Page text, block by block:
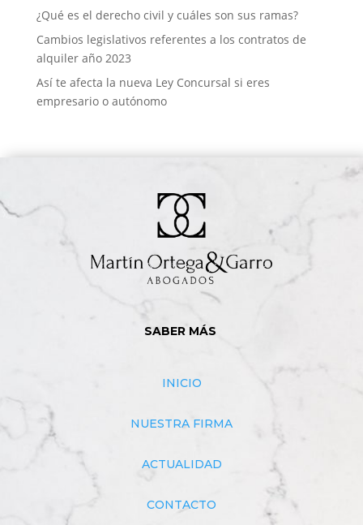
¿Qué es el derecho civil y cuáles son sus ramas?
Cambios legislativos referentes a los contratos de
alquiler año 2023
Así te afecta la nueva Ley Concursal si eres
empresario o autónomo
SABER MÁS
INICIO
NUESTRA FIRMA
ACTUALIDAD
CONTACTO